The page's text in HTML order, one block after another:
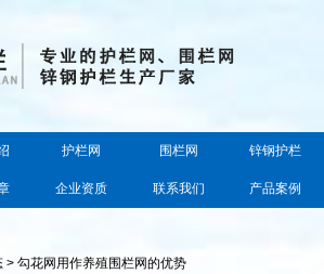
护栏网 围栏网 锌钢护栏
企业资质 联系我们 产品案例
> 勾花网用作养殖围栏网的优势